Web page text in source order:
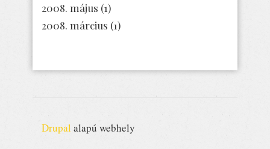
2008. május (1)
2008. március (1)
Drupal alapú webhely